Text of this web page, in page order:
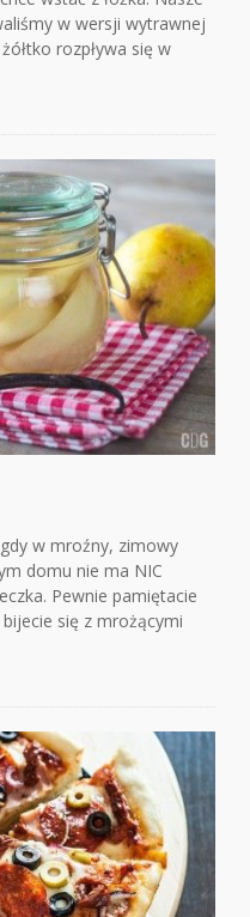
w wersji wytrawnej
rozpływa się w
w mroźny, zimowy
domu nie ma NIC
Pewnie pamiętacie
się z mrożącymi